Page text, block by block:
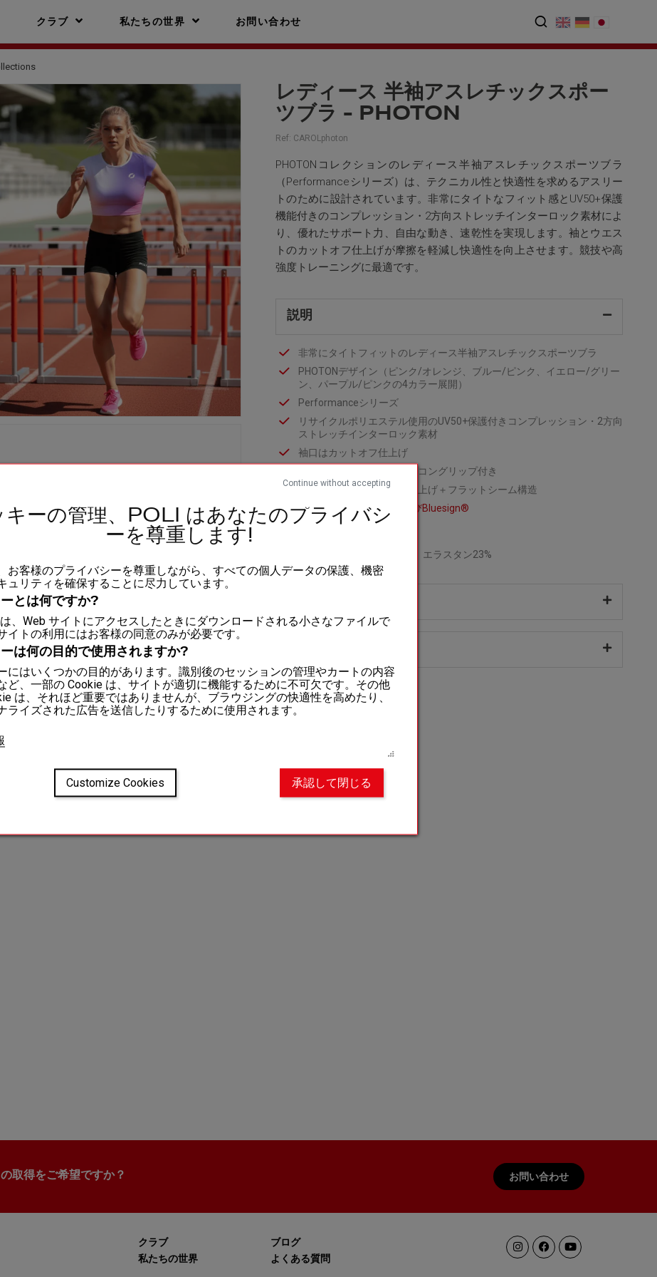
クラブ 私たちの世界 お問い合わせ
レディース 半袖アスレチックスポー
ツブラ - PHOTON
Ref: CAROLphoton
PHOTONコレクションのレディース半袖アスレチックスポーツブラ
（Performanceシリーズ）は、テクニカル性と快適性を求めるアスリー
トのために設計されています。非常にタイトなフィット感とUV50+保護
機能付きのコンプレッション・2方向ストレッチインターロック素材によ
り、優れたサポート力、自由な動き、速乾性を実現します。袖とウエス
トのカットオフ仕上げが摩擦を軽減し快適性を向上させます。競技や高
強度トレーニングに最適です。
説明
非常にタイトフィットのレディース半袖アスレチックスポーツブラ
PHOTONデザイン（ピンク/オレンジ、ブルー/ピンク、イエロー/グリー
ン、パープル/ピンクの4カラー展開）
Performanceシリーズ
リサイクルポリエステル使用のUV50+保護付きコンプレッション・2方向
ストレッチインターロック素材
袖口はカットオフ仕上げ
裾はカットオフ＋内側シリコングリップ付き
ネックラインバインダー仕上げ＋フラットシーム構造
認証素材 Oeko-Tex® およびBluesign®
素材1：ポリエステル77%、エラスタン23%
取得をご希望ですか？ お問い合わせ
クラブ
私たちの世界
ブログ
よくある質問
Continue without accepting
キーの管理、POLI はあなたのプライバシ
ーを尊重します!
お客様のプライバシーを尊重しながら、すべての個人データの保護、機密
ュリティを確保することに尽力しています。
とは何ですか?
、Web サイトにアクセスしたときにダウンロードされる小さなファイルで
イトの利用にはお客様の同意のみが必要です。
は何の目的で使用されますか?
にはいくつかの目的があります。識別後のセッションの管理やカートの内容
ど、一部の Cookie は、サイトが適切に機能するために不可欠です。その他
は、それほど重要ではありませんが、ブラウジングの快適性を高めたり、
ライズされた広告を送信したりするために使用されます。
承認して閉じる
Customize Cookies